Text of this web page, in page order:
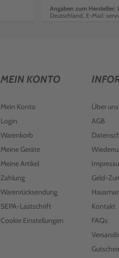
Angaben zum Hersteller:
Deutschland, E-Mail:
MEIN KONTO
Mein Konto
Login
Warenkorb
Meine Geräte
Meine Artikel
Zahlung
Warenrücksendung
SEPA-Lastschrift
Cookie Einstellungen
Über uns
AGB
Geld-
Kontakt
FAQs